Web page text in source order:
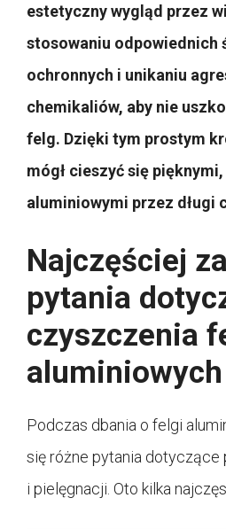
estetyczny wygląd przez
stosowaniu odpowiednich
ochronnych i unikaniu
chemikaliów, aby nie
felg. Dzięki tym prostym
mógł cieszyć się
aluminiowymi przez długi
Najczęściej
pytania
czyszczenia
aluminiowych
Podczas dbania o felgi
się różne pytania
i pielęgnacji. Oto kilka